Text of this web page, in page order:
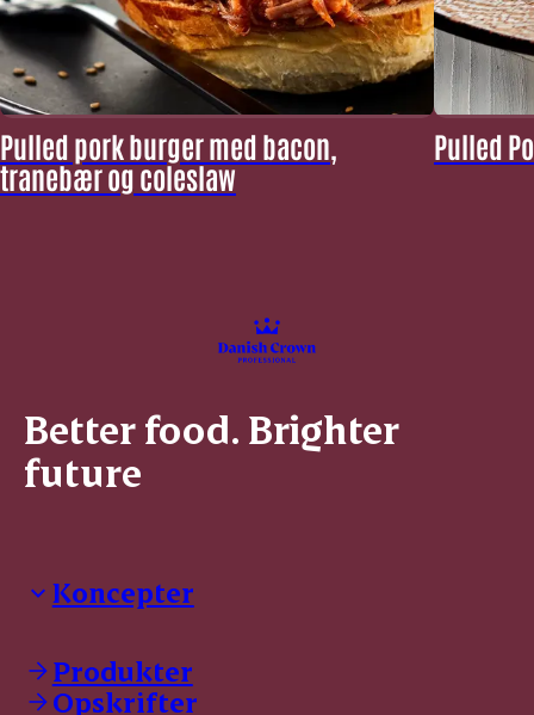
Pulled pork burger med bacon,
tranebær og coleslaw
Pulled
Better food. Brighter
future
Koncepter
Dyrbar
GØL
Tulip
Produkter
Opskrifter